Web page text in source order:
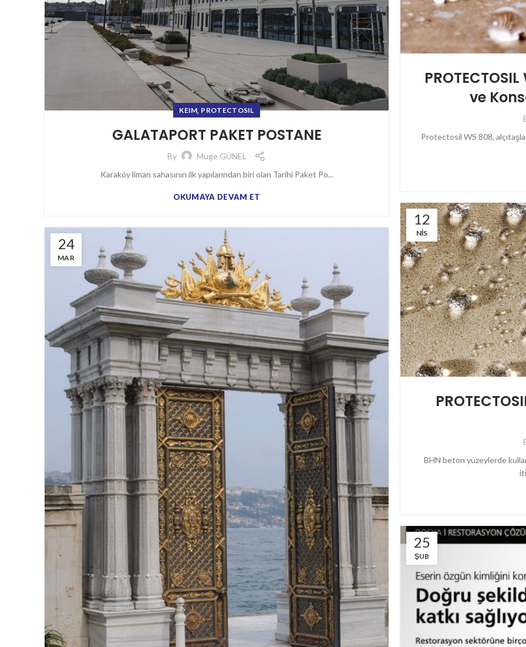
KEIM, PROTECTOSIL
GALATAPORT PAKET POSTANE
By
Muge GÜNEL
Karaköy liman sahasının ilk yapılarından biri olan Tarihi Paket Po...
OKUMAYA DEVAM ET
ve
Protectosil WS 808,
12
NIS
BHN beton yüzeylerde
24
MAR
25
ŞUB